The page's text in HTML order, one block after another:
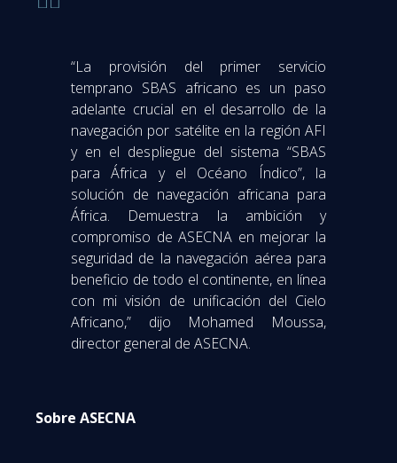
“La provisión del primer servicio
temprano SBAS africano es un paso
adelante crucial en el desarrollo de la
navegación por satélite en la región AFI
y en el despliegue del sistema “SBAS
para África y el Océano Índico”, la
solución de navegación africana para
África. Demuestra la ambición y
compromiso de ASECNA en mejorar la
seguridad de la navegación aérea para
beneficio de todo el continente, en línea
con mi visión de unificación del Cielo
Africano,” dijo Mohamed Moussa,
director general de ASECNA.
Sobre ASECNA